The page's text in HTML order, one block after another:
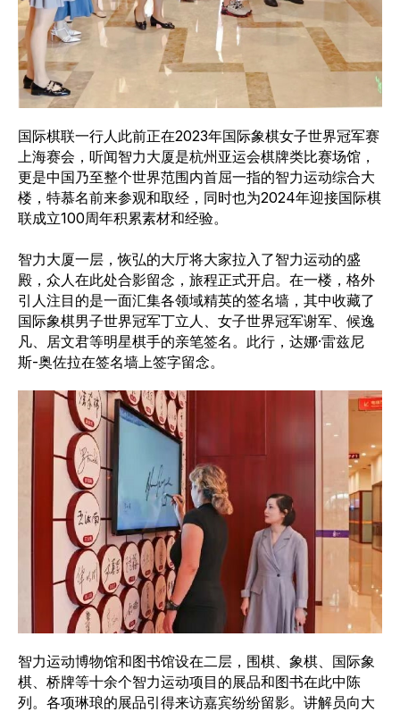
国际棋联一行人此前正在2023年国际象棋女子世界冠军赛
上海赛会，听闻智力大厦是杭州亚运会棋牌类比赛场馆，
更是中国乃至整个世界范围内首屈一指的智力运动综合大
楼，特慕名前来参观和取经，同时也为2024年迎接国际棋
联成立100周年积累素材和经验。
智力大厦一层，恢弘的大厅将大家拉入了智力运动的盛
殿，众人在此处合影留念，旅程正式开启。在一楼，格外
引人注目的是一面汇集各领域精英的签名墙，其中收藏了
国际象棋男子世界冠军丁立人、女子世界冠军谢军、候逸
凡、居文君等明星棋手的亲笔签名。此行，达娜·雷兹尼
斯-奥佐拉在签名墙上签字留念。
智力运动博物馆和图书馆设在二层，围棋、象棋、国际象
棋、桥牌等十余个智力运动项目的展品和图书在此中陈
列。各项琳琅的展品引得来访嘉宾纷纷留影。讲解员向大